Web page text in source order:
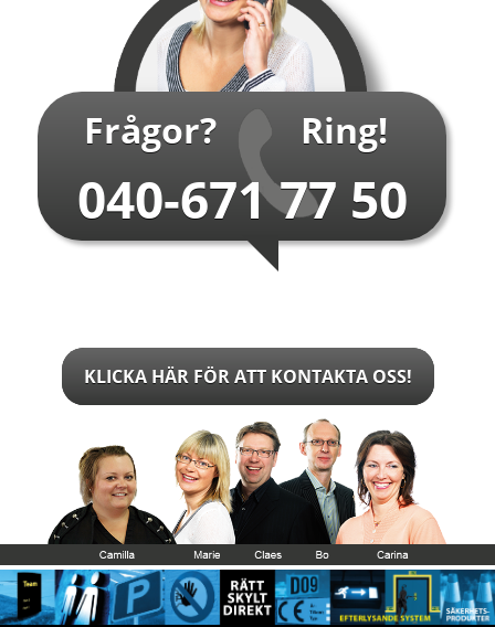
Frågor? Ring!
040-671 77 50
KLICKA HÄR FÖR ATT KONTAKTA OSS!